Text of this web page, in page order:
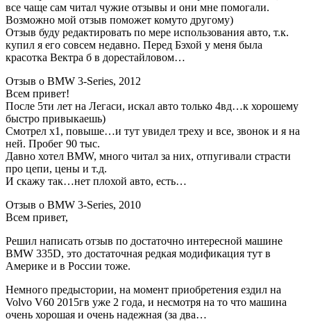
все чаще сам читал чужие отзывы и они мне помогали.
Возможно мой отзыв поможет комуто другому)
Отзыв буду редактировать по мере использования авто, т.к.
купил я его совсем недавно. Перед Бэхой у меня была
красотка Вектра б в дорестайловом…
Отзыв о BMW 3-Series, 2012
Всем привет!
После 5ти лет на Легаси, искал авто только 4вд…к хорошему
быстро привыкаешь)
Смотрел х1, повыше…и тут увидел треху и все, звонок и я на
ней. Пробег 90 тыс.
Давно хотел BMW, много читал за них, отпугивали страсти
про цепи, цены и т.д.
И скажу так…нет плохой авто, есть…
Отзыв о BMW 3-Series, 2010
Всем привет,
Решил написать отзыв по достаточно интересной машине
BMW 335D, это достаточная редкая модификация тут в
Америке и в России тоже.
Немного предыстории, на момент приобретения ездил на
Volvo V60 2015гв уже 2 года, и несмотря на то что машина
очень хорошая и очень надежная (за два…